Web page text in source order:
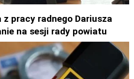
z pracy radnego Dariusza
na sesji rady powiatu